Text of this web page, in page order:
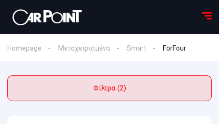
Homepage Μεταχειρισμένα Smart ForFour
Φίλτρα (2)